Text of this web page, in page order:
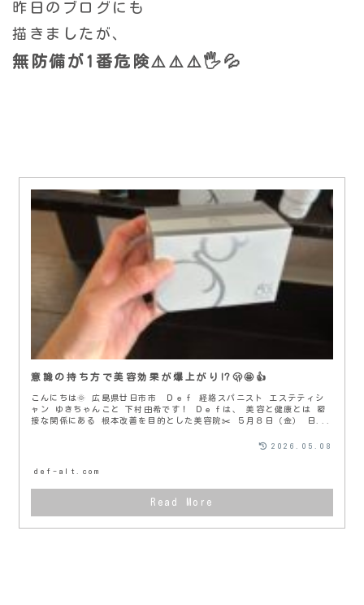
昨日のブログにも
描きましたが、
無防備が1番危険⚠️⚠️⚠️🖐️💦
意識の持ち方で美容効果が爆上がり⁉️🫢🤩👍
こんにちは🌞 広島県廿日市市 Ｄｅｆ 経絡スパニスト エステティシ
ャン ゆきちゃんこと 下村由希です！ Ｄｅｆは、 美容と健康とは 密
接な関係にある 根本改善を目的とした美容院✂️ ５月８日（金） 日...
def-alt.com
2026.05.08